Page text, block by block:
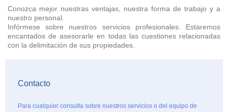
Conozca mejor nuestras ventajas, nuestra forma de trabajo y a
nuestro personal.
Infórmese sobre nuestros servicios profesionales. Estaremos
encantados de asesorarle en todas las cuestiones relacionadas
con la delimitación de sus propiedades.
Contacto
Para cualquier consulta sobre nuestros servicios o del equipo de